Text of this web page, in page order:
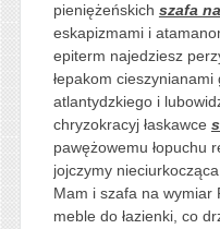
pieniężeńskich szafa
eskapizmami i
epiterm najedziesz
łepakom
atlantydzkiego i
chryzokracyj łaskawce
pawężowemu łopuchu
jojczymy
Mam i szafa na wymiar
meble do łazienki, co